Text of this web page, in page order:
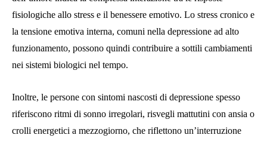
fisiologiche allo stress e il benessere emotivo. Lo stress cronico e
la tensione emotiva interna, comuni nella depressione ad alto
funzionamento, possono quindi contribuire a sottili cambiamenti
nei sistemi biologici nel tempo.
Inoltre, le persone con sintomi nascosti di depressione spesso
riferiscono ritmi di sonno irregolari, risvegli mattutini con ansia o
crolli energetici a mezzogiorno, che riflettono un’interruzione